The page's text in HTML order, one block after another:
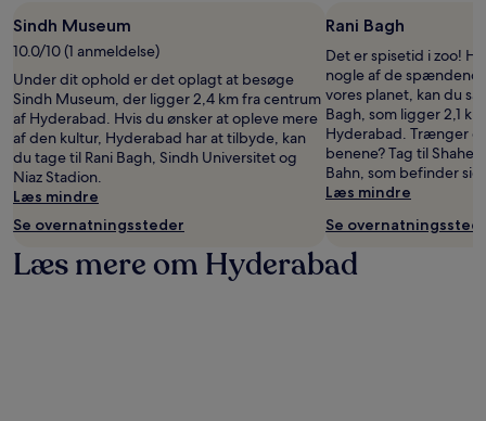
Sindh Museum
10.0/10 (1 anmeldelse)
Under dit ophold er det oplagt at besøge
Sindh Museum, der ligger 2,4 km fra centrum
af Hyderabad. Hvis du ønsker at opleve mere
af den kultur, Hyderabad har at tilbyde, kan
du tage til Rani Bagh, Sindh Universitet og
Niaz Stadion.
Læs mindre
Se overnatningssteder
Rani Bagh
Det er spisetid i zoo!
nogle af de
vores planet, kan du
Bagh, som ligger 2,1
Hyderabad. Trænger
benene? Tag til
Bahn, som befinder
Læs mindre
Se
Læs mere om Hyderabad